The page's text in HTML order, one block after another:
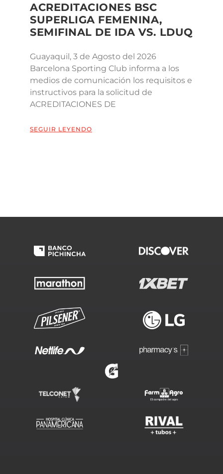
ACREDITACIONES BSC
SUPERLIGA FEMENINA,
SEMIFINAL DE IDA VS. LDUQ
Guayaquil, 3 de Agosto del 2026
Barcelona Sporting Club informa a los
medios de comunicación los requisitos e
instructivos para la solicitud de
ACREDITACIONES DE
SEGUIR LEYENDO